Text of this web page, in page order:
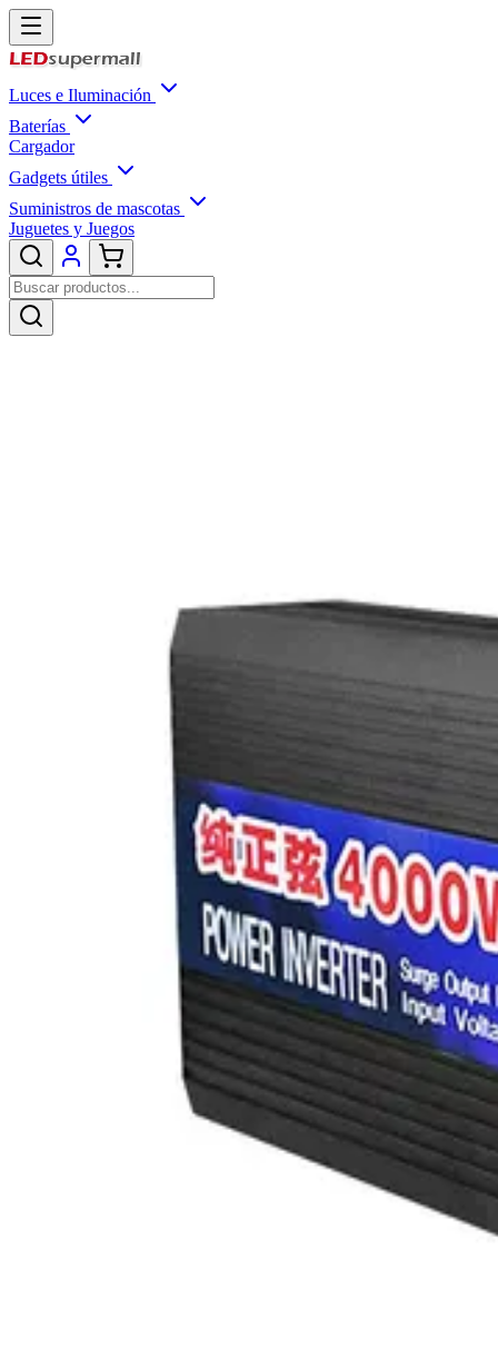
Luces e Iluminación
Baterías
Cargador
Gadgets útiles
Suministros de mascotas
Juguetes y Juegos